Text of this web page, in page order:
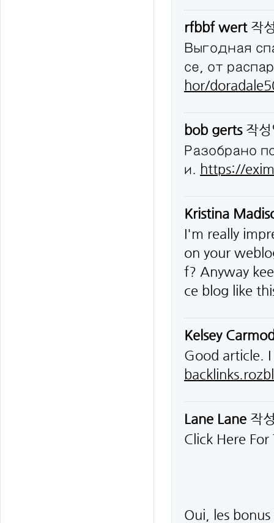
rfbbf wert 작
Выгодная
се, от
hor/
bob gerts작
Разобрано
и.
https://
Kristina
I'm really
on your
f? Anyway
ce blog like
Kelsey
Good article.
Lane Lane 작
Click Here For
Oui, les